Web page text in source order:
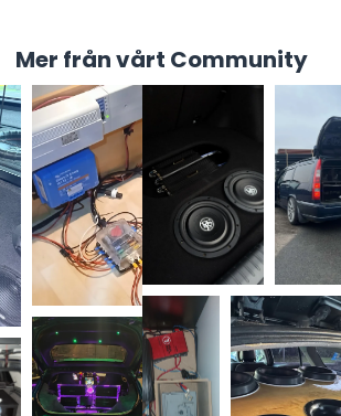
Mer från vårt Community